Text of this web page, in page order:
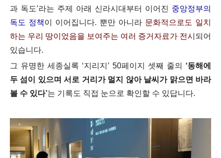
과 독도’라는 주제 아래 신라시대부터 이어진 중앙정부의
독도 정책이 이어집니다. 뿐만 아니라 문화적으로도 일치
하는 우리 땅이었음을 보여주는 여러 증거자료가 전시 되어
있습니다.
그 유명한 세종실록 ‘지리지’ 50페이지 셋째 줄의
‘동해에
두 섬이 있으며 서로 거리가 멀지 않아 날씨가 맑으면 바라
볼 수 있다’는 기록도 직접 눈으로 확인할 수 있답니다.